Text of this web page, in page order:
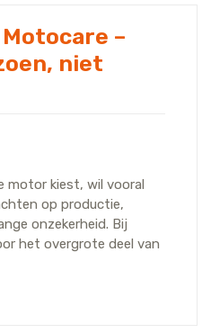
–
niet
motor kiest, wil vooral
op productie,
onzekerheid. Bij
het overgrote deel van